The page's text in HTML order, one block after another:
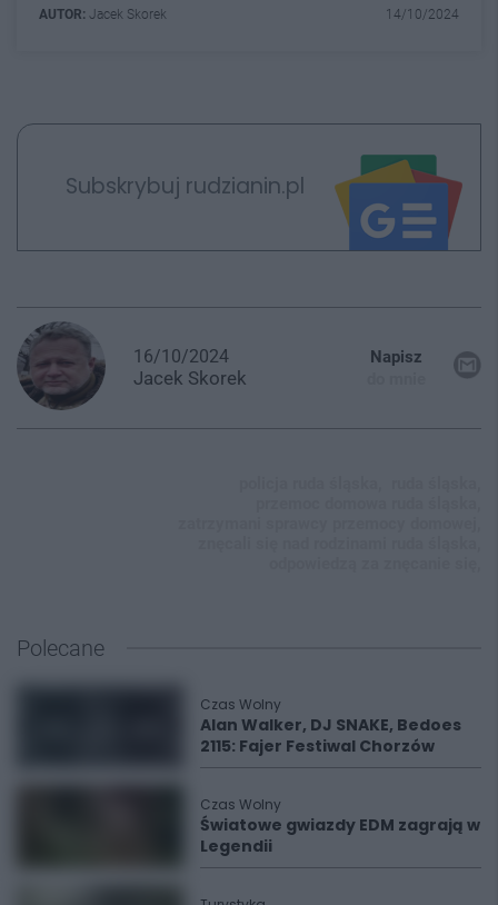
AUTOR: Jacek Skorek 14/10/2024
Subskrybuj rudzianin.pl
16/10/2024
Jacek Skorek
Napisz
Polecane
Czas Wolny
Alan Walker, DJ SNAKE, Bedoes
2115: Fajer Festiwal Chorzów
Czas Wolny
Światowe gwiazdy EDM zagrają w
Legendii